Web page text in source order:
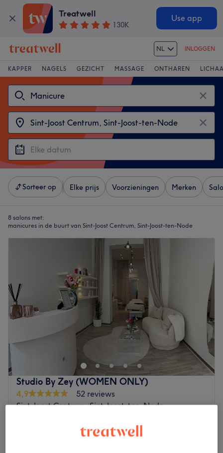
Treatwell
130K
Use app
NL INLOGGEN
KAPPER NAGELS GEZICHT MASSAGE ONTHAREN
Sorteer op Elke prijs Voorzieningen Merken
8 salons met:
manicures in de buurt van Sint-Joost Centrum, Sint-Joost-ten-Node
Studio By Zey (WOMEN ONLY)
4,9
52 reviews
Sint-Joost Centrum, Sint-Joost-ten-Node
Manucure russe et pose de vernis